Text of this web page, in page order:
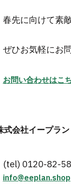
春先に向けて素
ぜひお気軽にお
お問い合わせはこ
式会社イープラン
(tel) 0120-82-
info@eeplan.shop